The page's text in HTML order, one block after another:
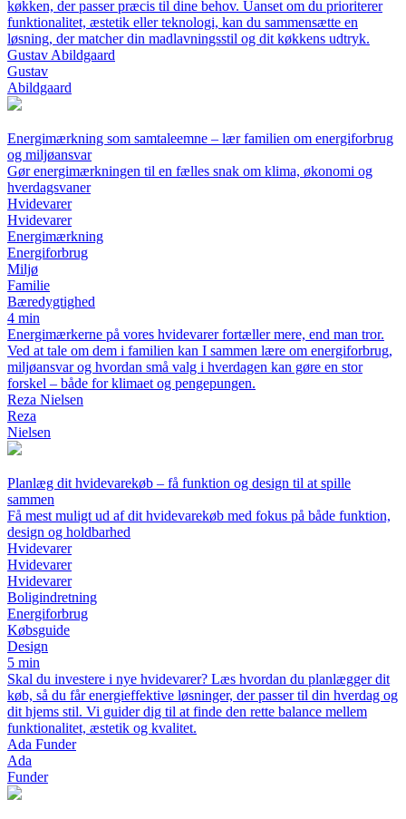
køkken, der passer præcis til dine behov. Uanset om du prioriterer
funktionalitet, æstetik eller teknologi, kan du sammensætte en
løsning, der matcher din madlavningsstil og dit køkkens udtryk.
Gustav Abildgaard
Gustav
Abildgaard
Energimærkning som samtaleemne – lær familien om energiforbrug
og miljøansvar
Gør energimærkningen til en fælles snak om klima, økonomi og
hverdagsvaner
Hvidevarer
Hvidevarer
Energimærkning
Energiforbrug
Miljø
Familie
Bæredygtighed
4 min
Energimærkerne på vores hvidevarer fortæller mere, end man tror.
Ved at tale om dem i familien kan I sammen lære om energiforbrug,
miljøansvar og hvordan små valg i hverdagen kan gøre en stor
forskel – både for klimaet og pengepungen.
Reza Nielsen
Reza
Nielsen
Planlæg dit hvidevarekøb – få funktion og design til at spille
sammen
Få mest muligt ud af dit hvidevarekøb med fokus på både funktion,
design og holdbarhed
Hvidevarer
Hvidevarer
Hvidevarer
Boligindretning
Energiforbrug
Købsguide
Design
5 min
Skal du investere i nye hvidevarer? Læs hvordan du planlægger dit
køb, så du får energieffektive løsninger, der passer til din hverdag og
dit hjems stil. Vi guider dig til at finde den rette balance mellem
funktionalitet, æstetik og kvalitet.
Ada Funder
Ada
Funder